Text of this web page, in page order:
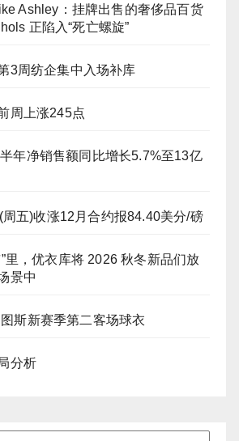
Ashley：挂牌出售的奢侈品百货
正陷入“死亡螺旋”
3周纺企集中入场补库
周上涨245点
年净销售额同比增长5.7%至13亿
五)收涨12月合约报84.40美分/磅
里，优衣库将 2026 秋冬新品们放
景中
斯新赛季第二客场球衣
分析